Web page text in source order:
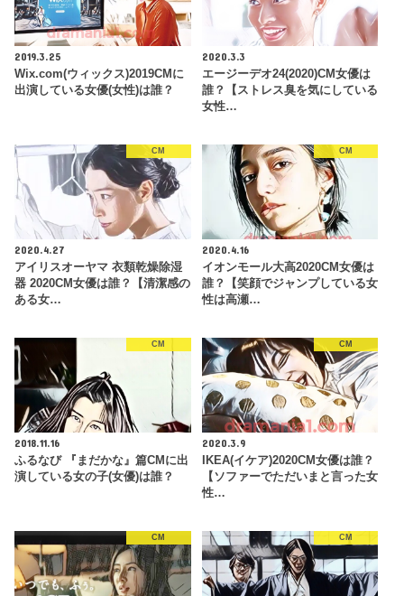
2019.3.25
Wix.com(ウィックス)2019CMに
出演している女優(女性)は誰？
2020.3.3
エージーデオ24(2020)CM女優は
誰？【ストレス臭を気にしている
女性…
CM
2020.4.27
アイリスオーヤマ 衣類乾燥除湿
器 2020CM女優は誰？【清潔感の
ある女…
CM
2020.4.16
イオンモール大高2020CM女優は
誰？【笑顔でジャンプしている女
性は高瀬…
CM
2018.11.16
ふるなび 『まだかな』篇CMに出
演している女の子(女優)は誰？
CM
2020.3.9
IKEA(イケア)2020CM女優は誰？
【ソファーでただいまと言った女
性…
CM CM